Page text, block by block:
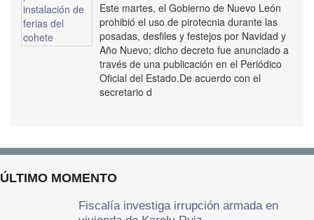
Este martes, el Gobierno de Nuevo León
prohibió el uso de pirotecnia durante las
posadas, desfiles y festejos por Navidad y
Año Nuevo; dicho decreto fue anunciado a
través de una publicación en el Periódico
Oficial del Estado.De acuerdo con el
secretario d
ÚLTIMO MOMENTO
Fiscalía investiga irrupción armada en